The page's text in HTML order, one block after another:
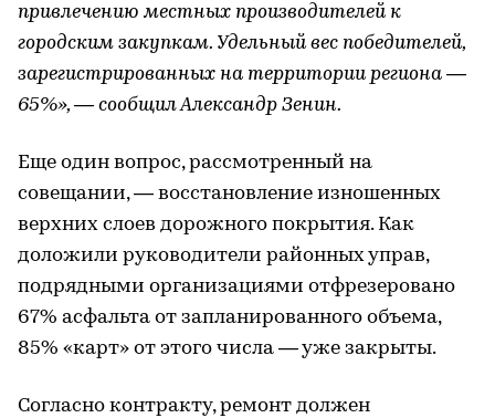
привлечению местных производителей к
городским закупкам. Удельный вес победителей,
зарегистрированных на территории региона —
65%», — сообщил Александр Зенин.
Еще один вопрос, рассмотренный на
совещании, — восстановление изношенных
верхних слоев дорожного покрытия. Как
доложили руководители районных управ,
подрядными организациями отфрезеровано
67% асфальта от запланированного объема,
85% «карт» от этого числа — уже закрыты.
Согласно контракту, ремонт должен